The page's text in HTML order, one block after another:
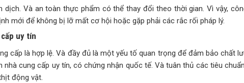
dịch. Và an toàn thực phẩm có thể thay đổi theo thời gian. Vì vậy,
mới để không bị lỡ mất cơ hội hoặc gặp phải các rắc rối pháp lý.
uy tín
cấp là hợp lệ. Và đầy đủ là một yếu tố quan trọng để đảm bảo chất
cung cấp uy tín, có chứng nhận quốc tế. Và tuân thủ các tiêu
động vật.